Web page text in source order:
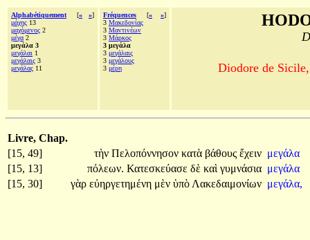
Alphabétiquement [« »]
μάχης 13
μαχόμενος 2
μέγα 2
μεγάλα 3
μεγάλαι 1
μεγάλαις 3
μεγάλας 11
Fréquences [« »]
3 Μακεδονίας
3 Μαντινέων
3 Μάρκος
3 μεγάλα
3 μεγάλαις
3 μεγάλους
3 μέρη Diodore de
Livre, Chap.
[15, 49]
τὴν Πελοπόννησον κατὰ βάθους ἔχειν μεγάλα
[15, 13]
πόλεων. Κατεσκεύασε δὲ καὶ γυμνάσια μεγάλα
[15, 30]
γὰρ εὐηργετημένη μὲν ὑπὸ Λακεδαιμονίων μεγάλα,